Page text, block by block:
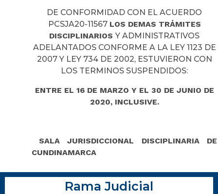
DE CONFORMIDAD CON EL ACUERDO
PCSJA20-11567 LOS DEMAS TRÁMITES
DISCIPLINARIOSY ADMINISTRATIVOS
ADELANTADOS CONFORME A LA LEY 1123 DE
2007 Y LEY 734 DE 2002, ESTUVIERON CON
LOS TERMINOS SUSPENDIDOS:
ENTRE EL 16 DE MARZO Y EL 30 DE JUNIO DE
2020, INCLUSIVE.
SALA JURISDICCIONAL DISCIPLINARIA DE
CUNDINAMARCA
Rama Judicial